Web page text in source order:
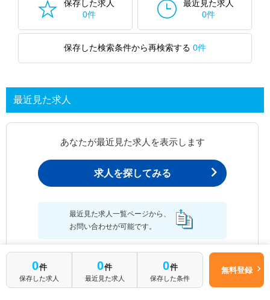
保存した求人
0件
最近見た求人
0件
保存した検索条件から再検索する 0件
最近見た求人
あなたが最近見た求人を表示します
求人を探してみる
最近見た求人一覧ページから、
お問い合わせが可能です。
最近見た求人一覧
0件
保存した求人
0件
最近見た求人
0件
保存した条件
無料登録